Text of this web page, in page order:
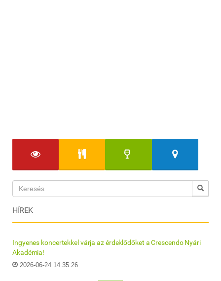
HÍREK
Ingyenes koncertekkel várja az érdeklődőket a Crescendo Nyári
Akadémia!
2026-06-24 14:35:26